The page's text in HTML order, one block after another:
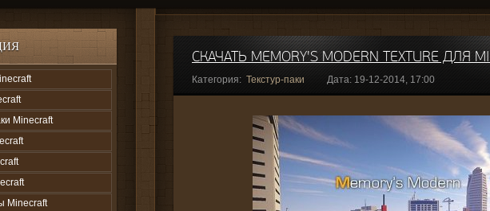
Minecraft
Minecraft
СКАЧАТЬ MEMORY'S MODERN TEXTURE ДЛЯ
Категория: Текстур-паки Дата: 19-12-2014, 17:00